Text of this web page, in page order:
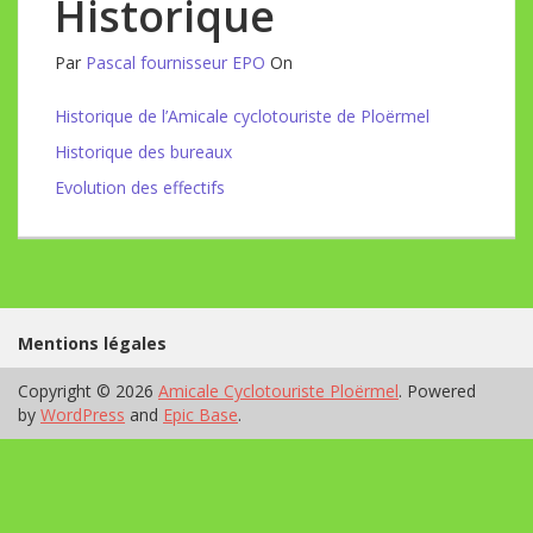
Historique
Par Pascal fournisseur EPO On
Historique de l’Amicale cyclotouriste de Ploërmel
Historique des bureaux
Evolution des effectifs
Mentions légales
Copyright © 2026 Amicale Cyclotouriste Ploërmel. Powered
by WordPress and Epic Base.